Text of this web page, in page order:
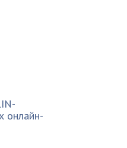
онлайн-